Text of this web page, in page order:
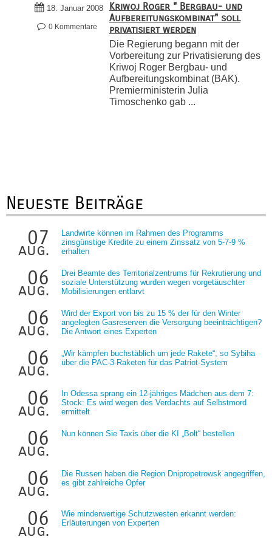
18. Januar 2008
0 Kommentare
Kriwoj Roger " Bergbau- und
Aufbereitungskombinat" soll
privatisiert werden
Die Regierung begann mit der
Vorbereitung zur Privatisierung des
Kriwoj Roger Bergbau- und
Aufbereitungskombinat (BAK).
Premierministerin Julia
Timoschenko gab ...
Neueste Beiträge
07
aug.
Landwirte können im Rahmen des Programms
zinsgünstige Kredite zu einem Zinssatz von 5-7-9 %
erhalten
06
aug.
Drei Beamte des Territorialzentrums für Rekrutierung und
soziale Unterstützung wurden wegen vorgetäuschter
Mobilisierungen entlarvt
06
aug.
Wird der Export von bis zu 15 % der für den Winter
angelegten Gasreserven die Versorgung beeinträchtigen?
Die Antwort eines Experten
06
aug.
„Wir kämpfen buchstäblich um jede Rakete“, so Sybiha
über die PAC-3-Raketen für das Patriot-System
06
aug.
In Odessa sprang ein 12-jähriges Mädchen aus dem 7:
Stock: Es wird wegen des Verdachts auf Selbstmord
ermittelt
06
aug.
Nun können Sie Taxis über die KI „Bolt“ bestellen
06
aug.
Die Russen haben die Region Dnipropetrowsk angegriffen,
es gibt zahlreiche Opfer
06
aug.
Wie minderwertige Schutzwesten erkannt werden:
Erläuterungen von Experten